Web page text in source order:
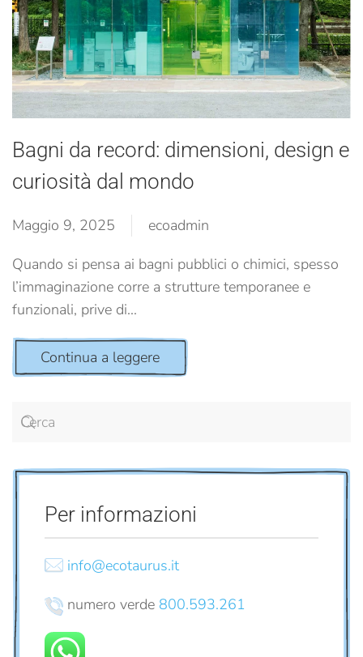
Bagni da record: dimensioni, design e
curiosità dal mondo
Maggio 9, 2025
ecoadmin
Quando si pensa ai bagni pubblici o chimici, spesso
l’immaginazione corre a strutture temporanee e
funzionali, prive di...
Continua a leggere
Per informazioni
info@ecotaurus.it
numero verde 800.593.261